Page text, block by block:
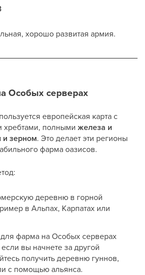
хорошо развитая армия.
Особых серверах
европейская карта с
полными железа и
и зерном. Это делает эти регионы
фарма оазисов.
деревню в горной
в Альпах, Карпатах или
фарма на Особых серверах
вы начнете за другой
получить деревню гуннов,
с помощью альянса.